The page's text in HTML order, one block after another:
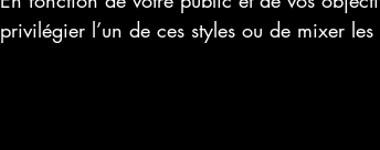
privilégier l’un de ces styles ou de mixer